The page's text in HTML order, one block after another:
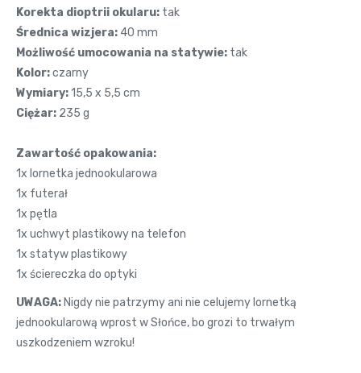
Korekta dioptrii okularu: tak
Średnica wizjera: 40 mm
Możliwość umocowania na statywie: tak
Kolor:czarny
Wymiary:15,5 x 5,5 cm
Ciężar: 235 g
Zawartość opakowania:
1x lornetka jednookularowa
1x futerał
1x pętla
1x uchwyt plastikowy na telefon
1x statyw plastikowy
1x ściereczka do optyki
UWAGA: Nigdy nie patrzymy ani nie celujemy lornetką
jednookularową wprost w Słońce, bo grozi to trwałym
uszkodzeniem wzroku!